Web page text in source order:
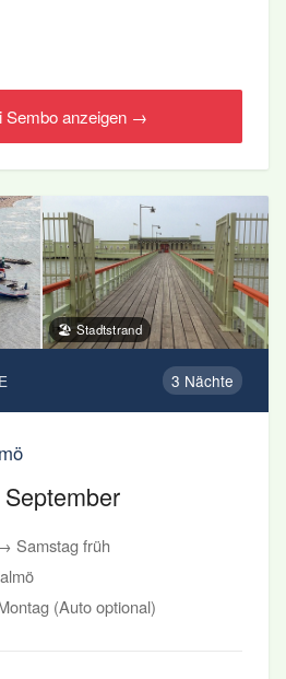
Sembo anzeigen →
🏖️ Stadtstrand
3 Nächte
Samstag früh
(Auto optional)